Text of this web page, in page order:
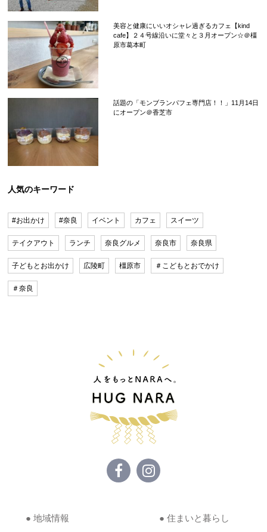
美容と健康にいいオシャレ過ぎるカフェ【kind
cafe】２４号線沿いに堂々と３月オープン☆＠橿
原市葛本町
話題の「モンブランパフェ専門店！！」11月14日
にオープン＠香芝市
人気のキーワード
#お出かけ #奈良 イベント カフェ スイーツ
テイクアウト ランチ 奈良グルメ 奈良市 奈良県
子どもとお出かけ 広陵町 橿原市 ＃こどもとおでかけ
＃奈良
● 地域情報 ● 住まいと暮らし